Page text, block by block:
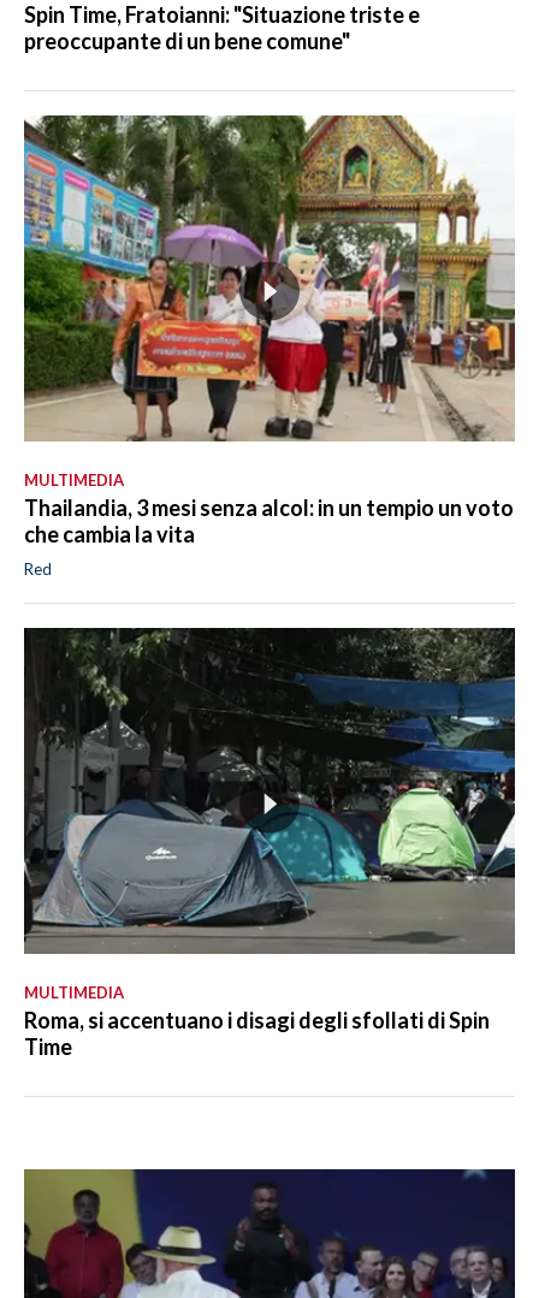
Spin Time, Fratoianni: "Situazione triste e
preoccupante di un bene comune"
MULTIMEDIA
Thailandia, 3 mesi senza alcol: in un tempio un voto
che cambia la vita
Red
MULTIMEDIA
Roma, si accentuano i disagi degli sfollati di Spin
Time